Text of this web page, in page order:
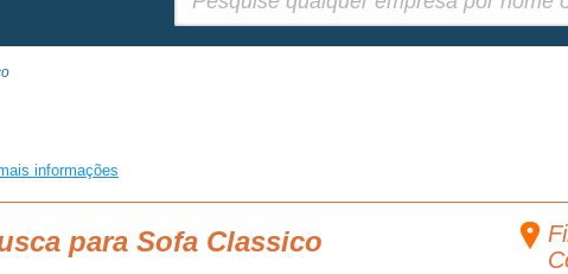
informações
para Sofa Classico